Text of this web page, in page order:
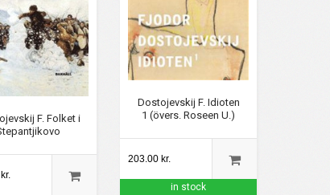
F. Folket i
Dostojevskij F. Idioten
1 (övers. Roseen U.)
203.00 kr.
in stock